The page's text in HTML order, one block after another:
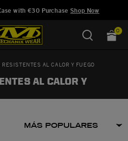
with €30 PurchaseShop Now
0
RESISTENTES AL CALOR Y FUEGO
AL CALOR Y
Lista de Deseos